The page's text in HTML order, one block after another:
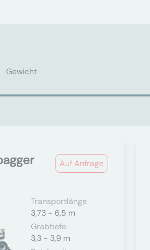
Gewicht
Auf Anfrage
Transportlänge
3,73 - 6,5 m
Grabtiefe
3,3 - 3,9 m